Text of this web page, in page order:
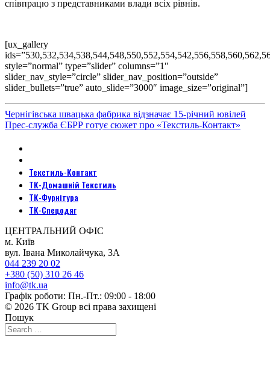
співпрацю з представниками влади всіх рівнів.
[ux_gallery
style=”normal” type=”slider” columns=”1″
slider_nav_style=”circle” slider_nav_position=”outside”
slider_bullets=”true” auto_slide=”3000″ image_size=”original”]
Чернігівська швацька фабрика відзначає 15-річний ювілей
Прес-служба ЄБРР готує сюжет про «Текстиль-Контакт»
Текстиль-Контакт
ТК-Домашній Текстиль
ТК-Фурнітура
ТК-Спецодяг
ЦЕНТРАЛЬНИЙ ОФІС
м. Київ
вул. Івана Миколайчука, 3А
044 239 20 02
+380 (50) 310 26 46
info@tk.ua
Графік роботи: Пн.-Пт.: 09:00 - 18:00
© 2026 TK Group всі права захищені
Пошук